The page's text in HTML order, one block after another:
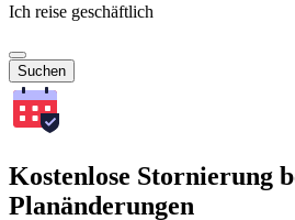
Ich reise geschäftlich
Suchen
Kostenlose Stornierung
Planänderungen